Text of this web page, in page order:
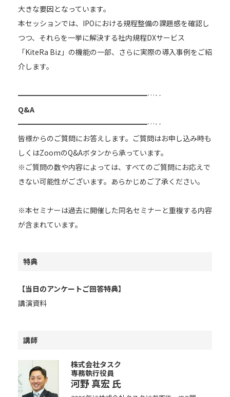
大きな要因となっています。
本セッションでは、IPOにおける規程整備の課題感を確認し
つつ、それらを一挙に解決する社内規程DXサービス
「KiteRa Biz」の機能の一部、さらに実際の導入事例をご紹
介します。
━━━━━━━━━━━━━━━━━━…‥
Q&A
━━━━━━━━━━━━━━━━━━…‥
皆様からのご質問にお答えします。ご質問はお申し込み時も
しくはZoomのQ&Aボタンから承っています。
※ご質問の数や内容によっては、すべてのご質問にお応えで
きない可能性がございます。あらかじめご了承ください。
※本セミナーは過去に開催した同名セミナーと重複する内容
が含まれています。
特典
【当日のアンケートご回答特典】
講演資料
講師
株式会社タスク
専務執行役員
河野 真宏 氏